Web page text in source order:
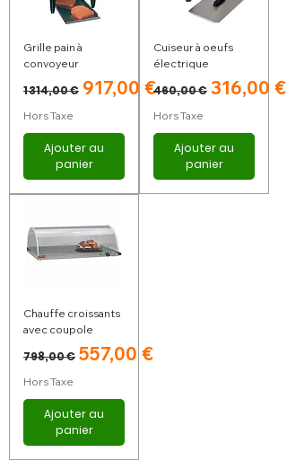
Grille pain à
convoyeur
Prix original
1 314,00 € Prix promotionnel
917,00 €
Hors Taxe
Ajouter au
panier
Cuiseur à oeufs
électrique
Prix original
460,00 € Prix
316,00 €
Hors Taxe
Ajouter au
panier
Chauffe croissants
avec coupole
Prix original
798,00 € Prix promotionnel
557,00 €
Hors Taxe
Ajouter au
panier